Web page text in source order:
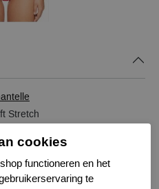
Stretch
weg onder wit
cookies
functioneren en het
te